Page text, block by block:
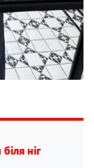
ніг